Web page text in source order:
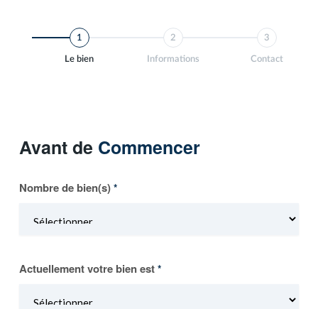
1
Le bien
2
Informations
3
Contact
Avant de Commencer
Nombre de bien(s) *
Actuellement votre bien est *